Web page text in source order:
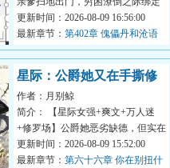
了万界清洁工系统。
<...
更新时间：2026-08-09 16:56:00
最新章节： 第402章 傀儡丹和沧语
草结晶的碰撞
星际：公爵她又在手撕修
罗场
作者：月别鲸
简介： 【星际女强+爽文+万人迷
+修罗场】公爵她恶劣缺德，但实在
貌美。
更新时间：2026-08-09 15:52:00
最新章节： 第六十六章 你在别扭什